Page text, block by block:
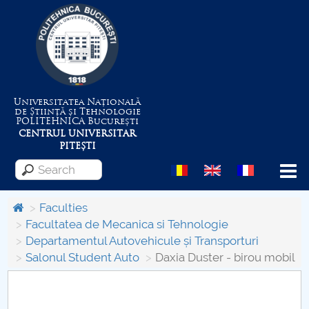
Universitatea Națională
de Știință și Tehnologie
POLITEHNICABucurești
CENTRUL UNIVERSITAR
PITEȘTI
Menu
About the University
Centrul de Management al Proiectelor
Faculties
Facultatea de Mecanica si Tehnologie
Departamentul Autovehicule și Transporturi
Salonul Student Auto
Daxia Duster - birou mobil